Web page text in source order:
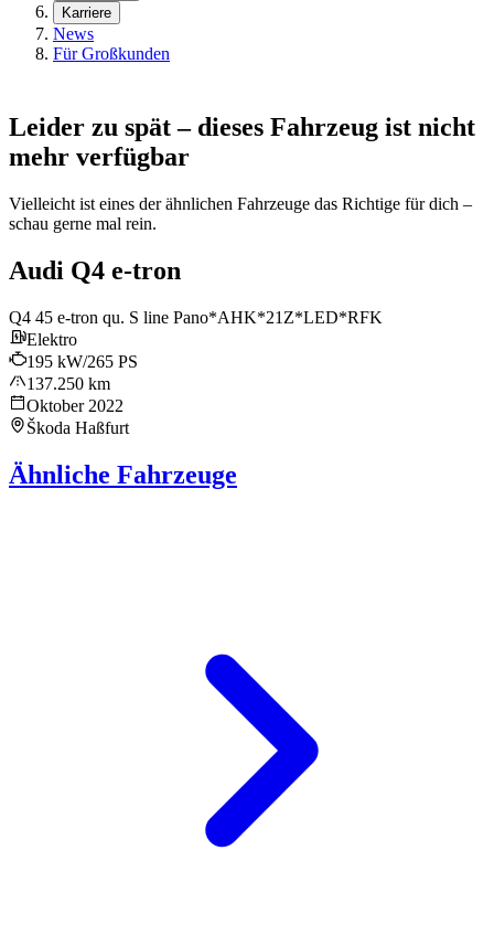
Karriere
News
Für Großkunden
Leider zu spät – dieses Fahrzeug ist nicht
mehr verfügbar
Vielleicht ist eines der ähnlichen Fahrzeuge das Richtige für dich –
schau gerne mal rein.
Audi Q4 e-tron
Q4 45 e-tron qu. S line Pano*AHK*21Z*LED*RFK
Elektro
195 kW/265 PS
137.250 km
Oktober 2022
Škoda Haßfurt
Ähnliche Fahrzeuge